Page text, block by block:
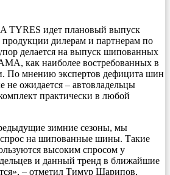
TYRES идет плановый выпуск
дилерам и партнерам по
делается на выпуск шипованных
как наиболее востребованных в
По мнению экспертов дефицита шин
не ожидается – автовладельцы
практически в любой
зимние сезоны, мы
на шипованные шины. Такие
высоким спросом у
и данный тренд в ближайшие
– отметил Тимур Шарипов,